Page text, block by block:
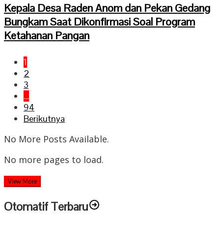
Kepala Desa Raden Anom dan Pekan Gedang
Bungkam Saat Dikonfirmasi Soal Program
Ketahanan Pangan
1
2
3
…
94
Berikutnya
No More Posts Available.
No more pages to load.
View More
Otomatif Terbaru